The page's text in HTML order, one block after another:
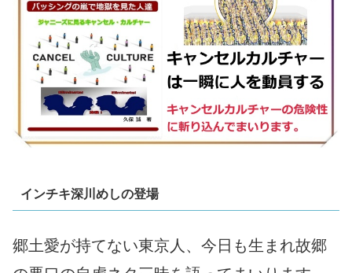
インチキ深川めしの登場
郷土愛が持てない東京人、今日も生まれ故郷